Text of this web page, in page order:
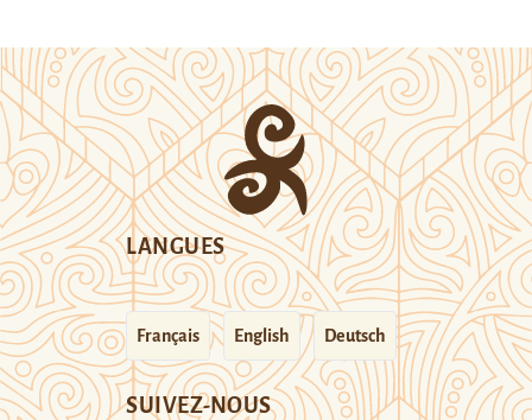
LANGUES
Français English Deutsch
SUIVEZ-NOUS